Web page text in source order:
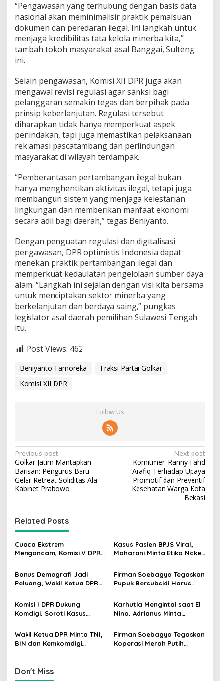
d
a
n
i
g
a
l
i
s
a
s
P
e
n
a
w
a
s
a
n
“Pengawasan yang terhubung dengan basis data
nasional akan meminimalisir praktik pemalsuan
dokumen dan peredaran ilegal. Ini langkah untuk
menjaga kredibilitas tata kelola minerba kita,”
tambah tokoh masyarakat asal Banggai, Sulteng
ini.
Selain pengawasan, Komisi XII DPR juga akan
mengawal revisi regulasi agar sanksi bagi
pelanggaran semakin tegas dan berpihak pada
prinsip keberlanjutan. Regulasi tersebut
diharapkan tidak hanya memperkuat aspek
penindakan, tapi juga memastikan pelaksanaan
reklamasi pascatambang dan perlindungan
masyarakat di wilayah terdampak.
“Pemberantasan pertambangan ilegal bukan
hanya menghentikan aktivitas ilegal, tetapi juga
membangun sistem yang menjaga kelestarian
lingkungan dan memberikan manfaat ekonomi
secara adil bagi daerah,” tegas Beniyanto.
Dengan penguatan regulasi dan digitalisasi
pengawasan, DPR optimistis Indonesia dapat
menekan praktik pertambangan ilegal dan
memperkuat kedaulatan pengelolaan sumber daya
alam. “Langkah ini sejalan dengan visi kita bersama
untuk menciptakan sektor minerba yang
berkelanjutan dan berdaya saing,” pungkas
legislator asal daerah pemilihan Sulawesi Tengah
itu.
Post Views: 462
Beniyanto Tamoreka
Fraksi Partai Golkar
Komisi XII DPR
Follow Us
P
o
s
t
a
v
i
a
i
o
n
Previous post
Golkar Jatim Mantapkan
Barisan: Pengurus Baru
Gelar Retreat Soliditas Ala
Kabinet Prabowo
Next post
Komitmen Ranny Fahd
Arafiq Terhadap Upaya
Promotif dan Preventif
Kesehatan Warga Kota
Bekasi
Related Posts
Cuaca Ekstrem
Mengancam, Komisi V DPR
Kesiapan Petani Indramayu
Kasus Pasien BPJS Viral,
Maharani Minta Etika Nakes
Dievaluasi
Bonus Demografi Jadi
Peluang, Wakil Ketua DPR
Tembus Pasar Kerja Global
Firman Soebagyo Tegaskan
Pupuk Bersubsidi Harus
Wajib Sesuai RDKK
Komisi I DPR Dukung
Komdigi, Soroti Kasus
GIIAS Tanpa Izin
Karhutla Mengintai saat El
Nino, Adrianus Minta
Bergerak Lebih Serius
Wakil Ketua DPR Minta TNI,
BIN dan Kemkomdigi
Firman Soebagyo Tegaskan
Koperasi Merah Putih
Don't Miss